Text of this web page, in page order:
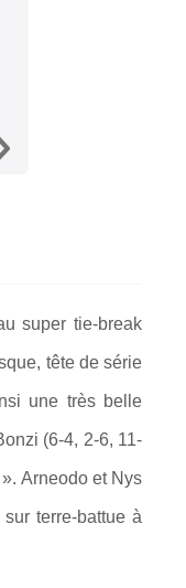
super tie-break
tête de série
une très belle
(6-4, 2-6, 11-
». Arneodo et Nys
terre-battue à